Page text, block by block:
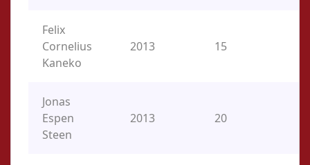
Felix
Cornelius
Kaneko
2013 15
Jonas
Espen
Steen
2013 20